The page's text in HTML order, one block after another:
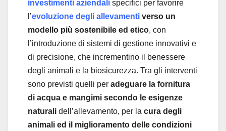
investimenti aziendali specifici per favorire
l’evoluzione degli allevamenti verso un
modello più sostenibile ed etico, con
l’introduzione di sistemi di gestione innovativi e
di precisione, che incrementino il benessere
degli animali e la biosicurezza. Tra gli interventi
sono previsti quelli per adeguare la fornitura
di acqua e mangimi secondo le esigenze
naturali dell’allevamento, per la cura degli
animali ed il miglioramento delle condizioni